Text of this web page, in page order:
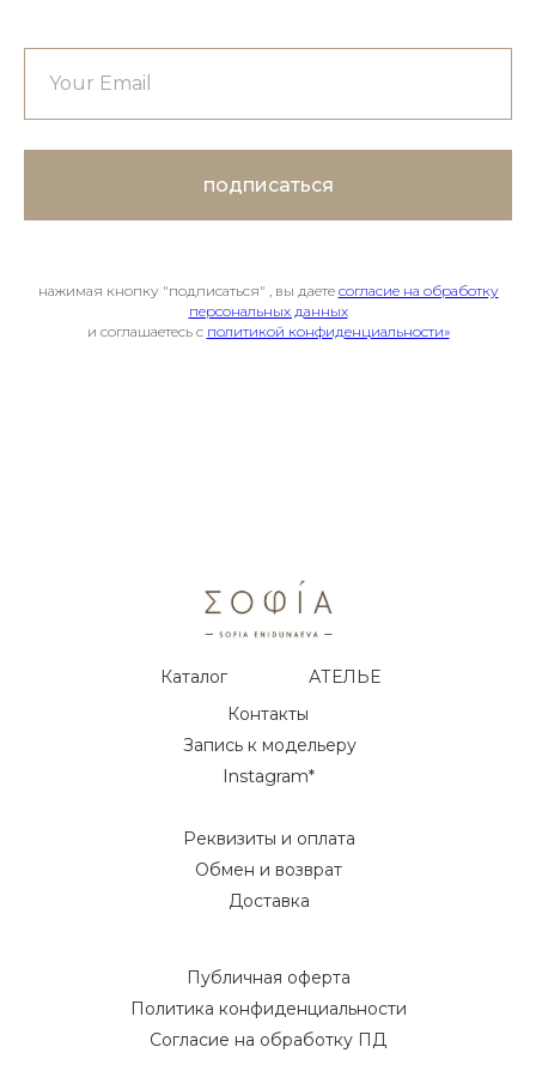
подписаться
нажимая кнопку "подписаться" , вы даете согласие на обработку
персональных данных
и соглашаетесь c политикой конфиденциальности»
Обмен и возврат
Реквизиты и оплата
Доставка
Согласие на обработку ПД
АТЕЛЬЕ
Контакты
Публичная оферта
Запись к модельеру
Политика конфиденциальности
Каталог
Instagram*